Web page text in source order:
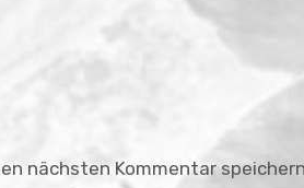
nächsten Kommentar